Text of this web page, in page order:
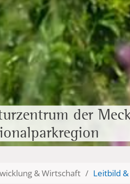
der
& Wirtschaft / Leitbild